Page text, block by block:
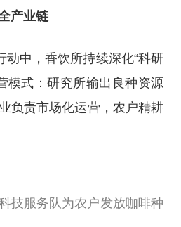
产业链
动中，香饮所持续深化“科研
模式：研究所输出良种资源
负责市场化运营，农户精耕
技服务队为农户发放咖啡种